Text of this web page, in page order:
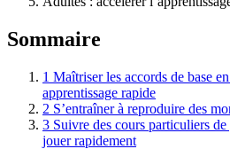
Sommaire
1 Maîtriser les accords de base
apprentissage rapide
2 S’entraîner à reproduire des
3 Suivre des cours particuliers
jouer rapidement